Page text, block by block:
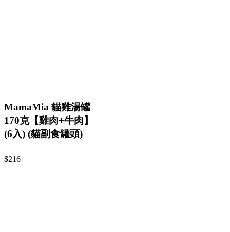
MamaMia 貓雞湯罐
170克【雞肉+牛肉】
(6入) (貓副食罐頭)
$216